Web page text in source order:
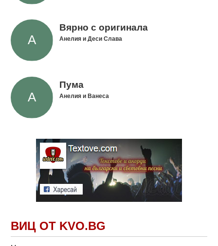
Вярно с оригинала
Анелия и Деси Слава
Пума
Анелия и Ванеса
ВИЦ ОТ KVO.BG